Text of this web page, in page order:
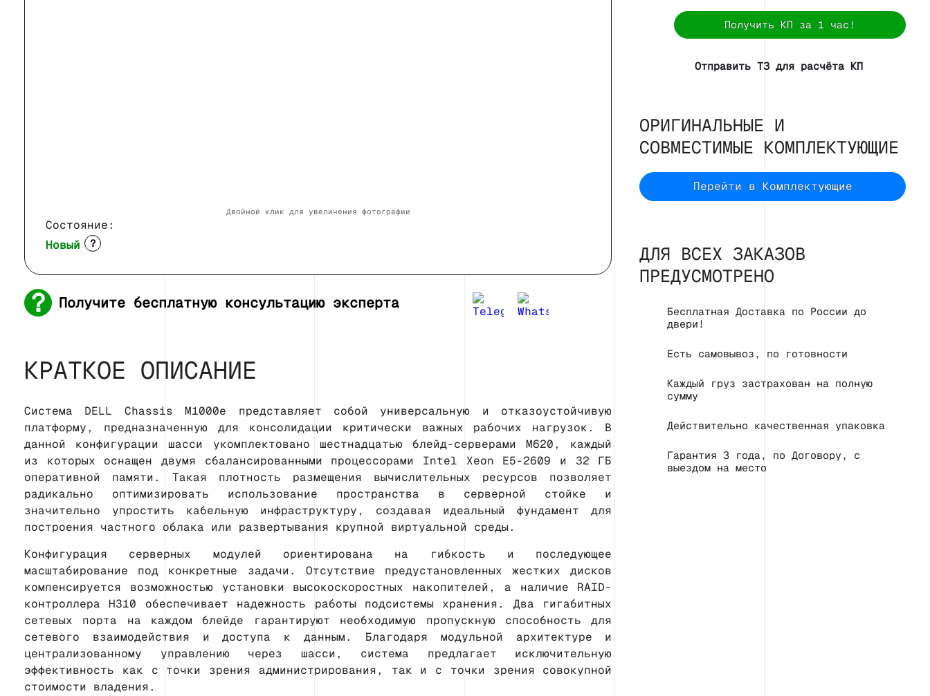
Двойной клик для увеличения фотографии
Состояние:
Новый
Получите бесплатную консультацию эксперта
КРАТКОЕ ОПИСАНИЕ
Система DELL Chassis M1000e представляет собой универсальную и отказоустойчивую
платформу, предназначенную для консолидации критически важных рабочих нагрузок. В
данной конфигурации шасси укомплектовано шестнадцатью блейд-серверами M620, каждый
из которых оснащен двумя сбалансированными процессорами Intel Xeon E5-2609 и 32 ГБ
оперативной памяти. Такая плотность размещения вычислительных ресурсов позволяет
радикально оптимизировать использование пространства в серверной стойке и
значительно упростить кабельную инфраструктуру, создавая идеальный фундамент для
построения частного облака или развертывания крупной виртуальной среды.
Конфигурация серверных модулей ориентирована на гибкость и последующее
масштабирование под конкретные задачи. Отсутствие предустановленных жестких дисков
компенсируется возможностью установки высокоскоростных накопителей, а наличие RAID-
контроллера H310 обеспечивает надежность работы подсистемы хранения. Два гигабитных
сетевых порта на каждом блейде гарантируют необходимую пропускную способность для
сетевого взаимодействия и доступа к данным. Благодаря модульной архитектуре и
централизованному управлению через шасси, система предлагает исключительную
эффективность как с точки зрения администрирования, так и с точки зрения совокупной
стоимости владения.
Получить КП за 1 час!
Отправить ТЗ для расчёта КП
ОРИГИНАЛЬНЫЕ И
СОВМЕСТИМЫЕ КОМПЛЕКТУЮЩИЕ
Перейти в Комплектующие
ДЛЯ ВСЕХ ЗАКАЗОВ
ПРЕДУСМОТРЕНО
Бесплатная Доставка по России до
двери!
Есть самовывоз, по готовности
Каждый груз застрахован на полную
сумму
Действительно качественная упаковка
Гарантия 3 года, по Договору, с
выездом на место